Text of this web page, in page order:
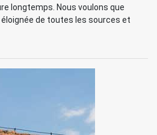
longtemps. Nous voulons que
de toutes les sources et